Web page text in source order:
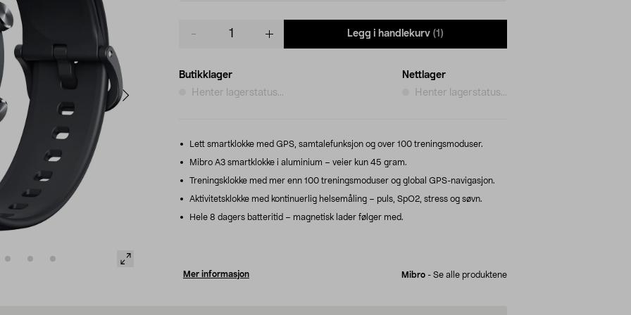
Legg i handlekurv (1)
Butikklager
Henter lagerstatus...
Nettlager
Henter lagerstatus...
Lett smartklokke med GPS, samtalefunksjon og over 100 treningsmoduser.
Mibro A3 smartklokke i aluminium – veier kun 45 gram.
Treningsklokke med mer enn 100 treningsmoduser og global GPS-navigasjon.
Aktivitetsklokke med kontinuerlig helsemåling – puls, SpO2, stress og søvn.
Hele 8 dagers batteritid – magnetisk lader følger med.
Mer informasjon Mibro - Se alle produktene